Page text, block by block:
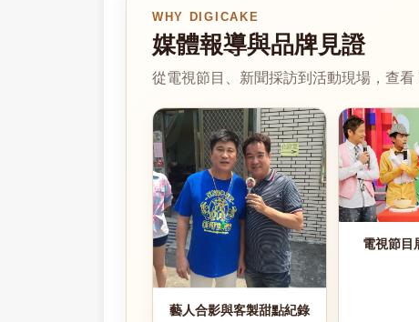
WHY DIGICAKE
媒體報導與品牌見證
從電視節目、新聞採訪到活動現場，查
藝人合影與客製甜點紀錄
電視節目